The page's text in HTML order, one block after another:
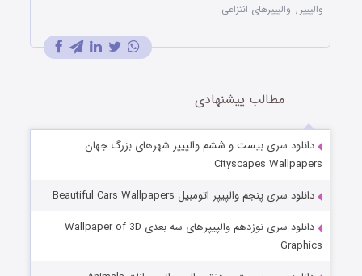
والپیپر , والپیپرهای انتزاعی
مطالب پیشنهادی
دانلود سری بیست و ششم والپیپر شهرهای بزرگ جهان
Cityscapes Wallpapers
دانلود سری پنجم والپیپر اتومبیل Beautiful Cars Wallpapers
دانلود سری نوزدهم والپیپرهای سه بعدی Wallpaper of 3D
Graphics